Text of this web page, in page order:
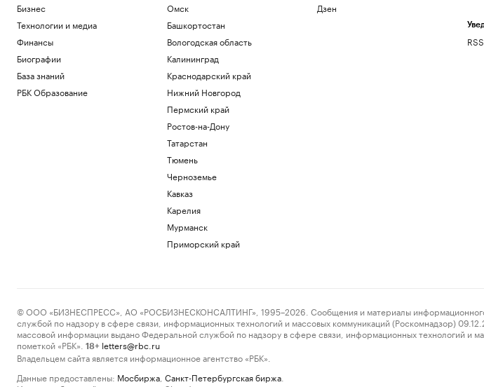
Бизнес
Технологии и медиа
Финансы
Биографии
База знаний
РБК Образование
Омск
Башкортостан
Вологодская область
Калининград
Краснодарский край
Нижний Новгород
Пермский край
Ростов-на-Дону
Татарстан
Тюмень
Черноземье
Кавказ
Карелия
Мурманск
Приморский край
Дзен
© ООО «БИЗНЕСПРЕСС», АО «РОСБИЗНЕСКОНСАЛТИНГ», 1995–2026. Сообщения и материалы информационного
службой по надзору в сфере связи, информационных технологий и массовых коммуникаций (Роскомнадзор)
массовой информации выдано Федеральной службой по надзору в сфере связи, информационных технологий
пометкой «РБК».
18+ letters@rbc.ru
Владельцем сайта является информационное агентство «РБК».
Данные предоставлены: Мосбиржа Санкт-Петербургская биржа